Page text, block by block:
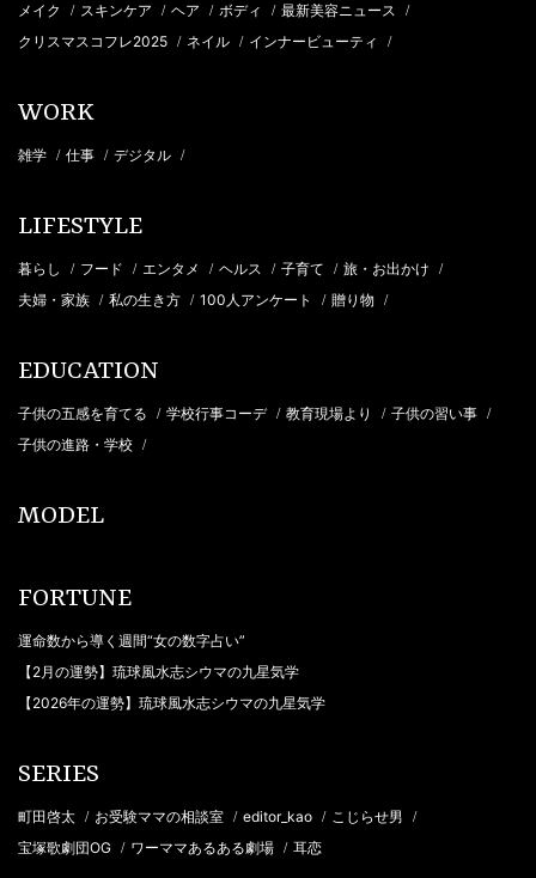
メイク / スキンケア / ヘア / ボディ / 最新美容ニュース /
クリスマスコフレ2025 / ネイル / インナービューティ /
WORK
雑学 / 仕事 / デジタル /
LIFESTYLE
暮らし / フード / エンタメ / ヘルス / 子育て / 旅・お出かけ /
夫婦・家族 / 私の生き方 / 100人アンケート / 贈り物 /
EDUCATION
子供の五感を育てる / 学校行事コーデ / 教育現場より / 子供の習い事 /
子供の進路・学校 /
MODEL
FORTUNE
運命数から導く週間“女の数字占い”
【2月の運勢】琉球風水志シウマの九星気学
【2026年の運勢】琉球風水志シウマの九星気学
SERIES
町田啓太 / お受験ママの相談室 / editor_kao / こじらせ男 /
宝塚歌劇団OG / ワーママあるある劇場 / 耳恋